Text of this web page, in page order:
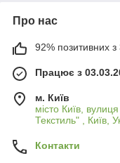
Про нас
92% позитивних з
Працює з
м. Київ
місто Київ,
Текстиль" , Київ,
Контакти